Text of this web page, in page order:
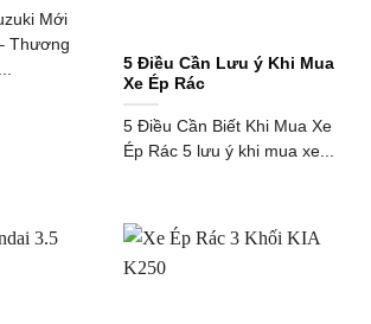
Mới
Thương
5 Điều Cần Lưu ý Khi Mua
Xe Ép Rác
5 Điều Cần Biết Khi Mua Xe
Ép Rác 5 lưu ý khi mua xe...